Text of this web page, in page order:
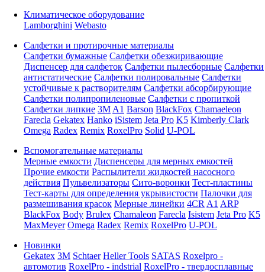
Климатическое оборудование
Lamborghini Webasto
Салфетки и протирочные материалы
Салфетки бумажные Салфетки обезжиривающие
Диспенсер для салфеток Салфетки пылесборные Салфетки
антистатические Салфетки полировальные Салфетки
устойчивые к растворителям Салфетки абсорбирующие
Салфетки полипропиленовые Салфетки с пропиткой
Салфетки липкие 3M A1 Barson BlackFox Chamaeleon
Farecla Gekatex Hanko iSistem Jeta Pro K5 Kimberly Clark
Omega Radex Remix RoxelPro Solid U-POL
Вспомогательные материалы
Мерные емкости Диспенсеры для мерных емкостей
Прочие емкости Распылители жидкостей насосного
действия Пульвелизаторы Сито-воронки Тест-пластины
Тест-карты для определения укрывистости Палочки для
размешивания красок Мерные линейки 4CR A1 ARP
BlackFox Body Brulex Chamaleon Farecla Isistem Jeta Pro K5
MaxMeyer Omega Radex Remix RoxelPro U-POL
Новинки
Gekatex 3M Schtaer Heller Tools SATAS Roxelpro -
автомотив RoxelPro - indstrial RoxelPro - твердосплавные